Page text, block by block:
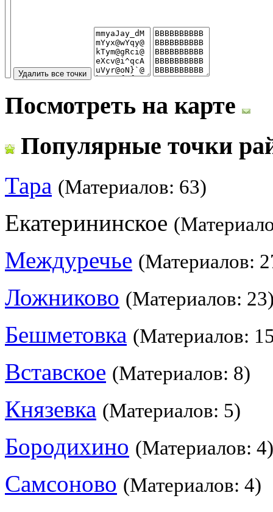
Посмотреть на карте
Популярные точки
Тара (Материалов: 63)
Екатерининское
Междуречье (Материалов:
Ложниково (Материалов:
Бешметовка (Материалов:
Вставское (Материалов: 8)
Князевка (Материалов: 5)
Бородихино (Материалов: 4)
Самсоново (Материалов: 4)